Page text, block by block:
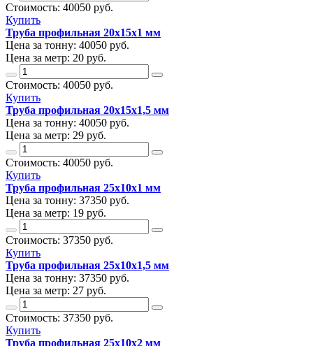
Стоимость: 40050 руб.
Купить
Труба профильная 20х15х1 мм
Цена за тонну: 40050 руб.
Цена за метр: 20 руб.
Стоимость: 40050 руб.
Купить
Труба профильная 20х15х1,5 мм
Цена за тонну: 40050 руб.
Цена за метр: 29 руб.
Стоимость: 40050 руб.
Купить
Труба профильная 25х10х1 мм
Цена за тонну: 37350 руб.
Цена за метр: 19 руб.
Стоимость: 37350 руб.
Купить
Труба профильная 25х10х1,5 мм
Цена за тонну: 37350 руб.
Цена за метр: 27 руб.
Стоимость: 37350 руб.
Купить
Труба профильная 25х10х2 мм